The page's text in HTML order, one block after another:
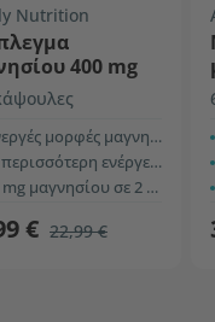
Nutrition
400 mg
μορφές μαγνησίου
ενέργεια και υποστήριξη της λειτουργίας των μυών
μαγνησίου σε 2 κάψουλες
€ 22,99 €